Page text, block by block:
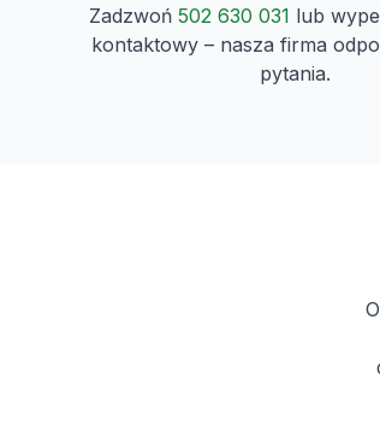
Zadzwoń 502 630 031 lub
kontaktowy – nasza firma
pytania.